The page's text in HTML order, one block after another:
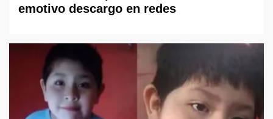
emotivo descargo en redes